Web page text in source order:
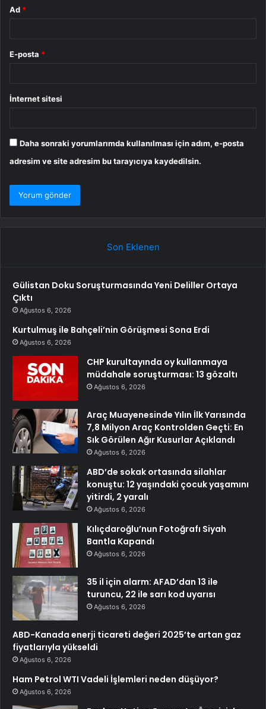
Ad *
E-posta *
İnternet sitesi
Daha sonraki yorumlarımda kullanılması için adım, e-posta
adresim ve site adresim bu tarayıcıya kaydedilsin.
Son Eklenen
Gülistan Doku Soruşturmasında Yeni Deliller Ortaya
Çıktı
Ağustos 6, 2026
Kurtulmuş ile Bahçeli’nin Görüşmesi Sona Erdi
Ağustos 6, 2026
CHP kurultayında oy kullanmaya
müdahale soruşturması: 13 gözaltı
Ağustos 6, 2026
Araç Muayenesinde Yılın İlk Yarısında
7,8 Milyon Araç Kontrolden Geçti: En
Sık Görülen Ağır Kusurlar Açıklandı
Ağustos 6, 2026
ABD’de sokak ortasında silahlar
konuştu: 12 yaşındaki çocuk yaşamını
yitirdi, 2 yaralı
Ağustos 6, 2026
Kılıçdaroğlu’nun Fotoğrafı Siyah
Bantla Kapandı
Ağustos 6, 2026
35 il için alarm: AFAD’dan 13 ile
turuncu, 22 ile sarı kod uyarısı
Ağustos 6, 2026
ABD-Kanada enerji ticareti değeri 2025’te artan gaz
fiyatlarıyla yükseldi
Ağustos 6, 2026
Ham Petrol WTI Vadeli İşlemleri neden düşüyor?
Ağustos 6, 2026